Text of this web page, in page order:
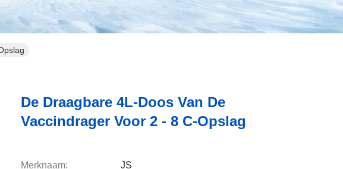
De Draagbare 4L-Doos Van De
Vaccindrager Voor 2 - 8 C-Opslag
Merknaam: JS